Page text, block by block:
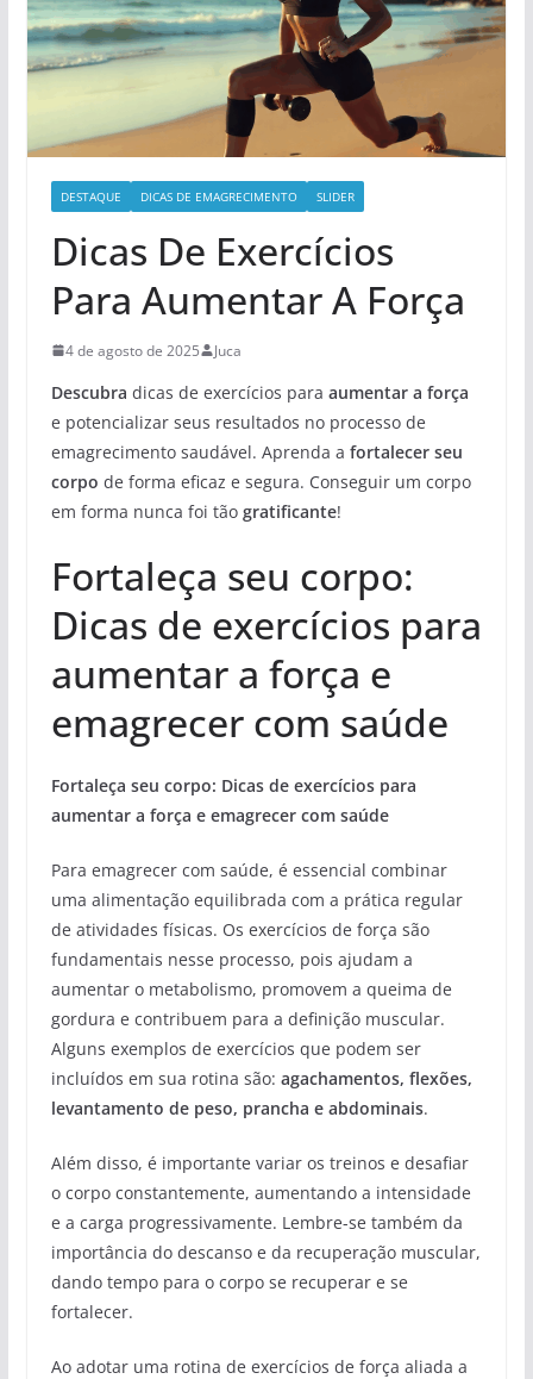
DESTAQUE DICAS DE EMAGRECIMENTO SLIDER
Dicas De Exercícios
Para Aumentar A Força
4 de agosto de 2025 Juca
Descubra dicas de exercícios para aumentar a força
e potencializar seus resultados no processo de
emagrecimento saudável. Aprenda a fortalecer seu
corpo de forma eficaz e segura. Conseguir um corpo
em forma nunca foi tão gratificante!
Fortaleça seu corpo:
Dicas de exercícios para
aumentar a força e
emagrecer com saúde
Fortaleça seu corpo: Dicas de exercícios para
aumentar a força e emagrecer com saúde
Para emagrecer com saúde, é essencial combinar
uma alimentação equilibrada com a prática regular
de atividades físicas. Os exercícios de força são
fundamentais nesse processo, pois ajudam a
aumentar o metabolismo, promovem a queima de
gordura e contribuem para a definição muscular.
Alguns exemplos de exercícios que podem ser
incluídos em sua rotina são: agachamentos, flexões,
levantamento de peso, prancha e abdominais.
Além disso, é importante variar os treinos e desafiar
o corpo constantemente, aumentando a intensidade
e a carga progressivamente. Lembre-se também da
importância do descanso e da recuperação muscular,
dando tempo para o corpo se recuperar e se
fortalecer.
Ao adotar uma rotina de exercícios de força aliada a